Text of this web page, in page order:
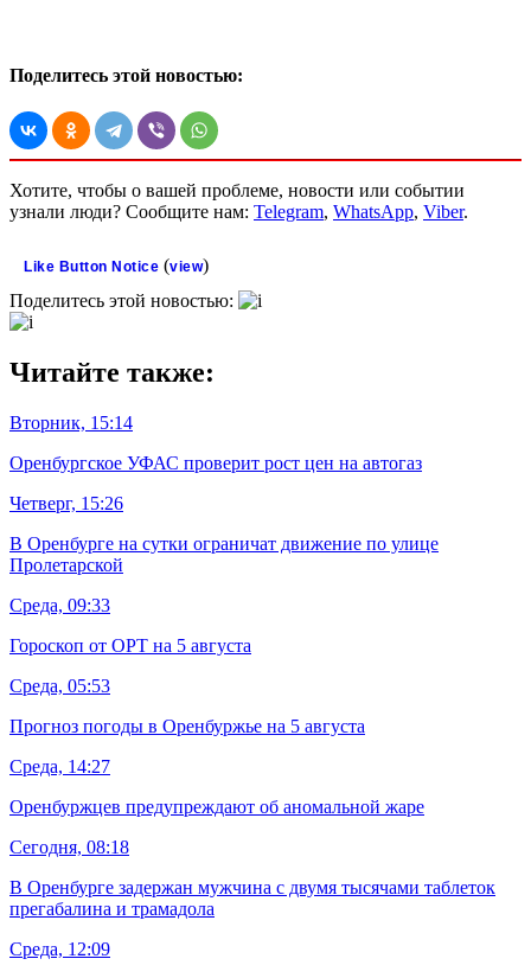
Поделитесь этой новостью:
Хотите, чтобы о вашей проблеме, новости или событии
узнали люди? Сообщите нам: Telegram, WhatsApp, Viber.
Like Button Notice (view)
Поделитесь этой новостью:
Читайте также:
Вторник, 15:14
Оренбургское УФАС проверит рост цен на автогаз
Четверг, 15:26
В Оренбурге на сутки ограничат движение по улице
Пролетарской
Среда, 09:33
Гороскоп от ОРТ на 5 августа
Среда, 05:53
Прогноз погоды в Оренбуржье на 5 августа
Среда, 14:27
Оренбуржцев предупреждают об аномальной жаре
Сегодня, 08:18
В Оренбурге задержан мужчина с двумя тысячами таблеток
прегабалина и трамадола
Среда, 12:09